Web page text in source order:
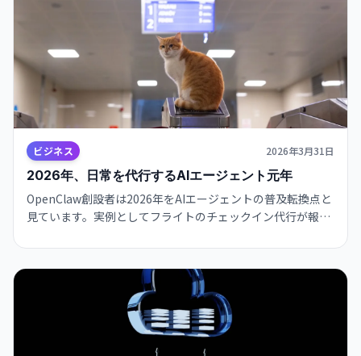
ビジネス 2026年3月31日
2026年、日常を代行するAIエージェント元年
OpenClaw創設者は2026年をAIエージェントの普及転換点と
見ています。実例としてフライトのチェックイン代行が報告
段階的に信頼性とガバナンスを整えつつ進めることをおすす
めします。